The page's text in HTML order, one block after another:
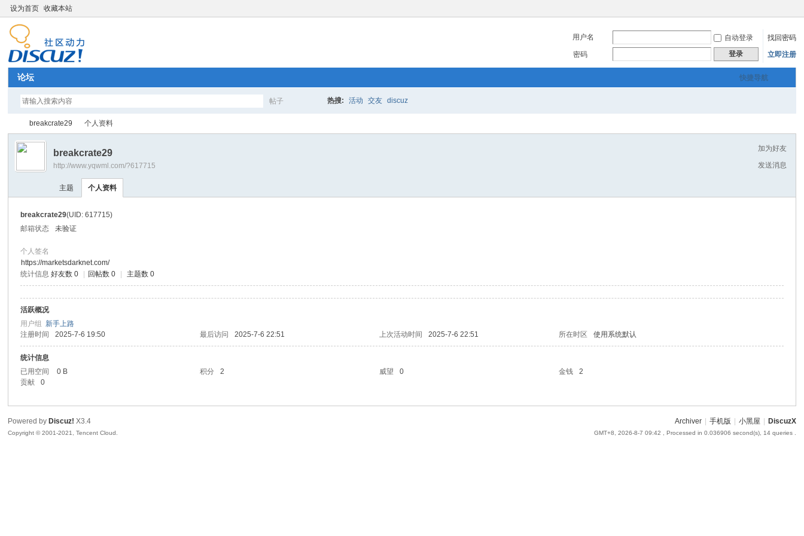
设为首页 收藏本站
用户名 自动登录
找回密码
密码
登录 立即注册
快捷导航
论坛
帖子 热搜: 活动 交友 discuz
›
breakcrate29 个人资料
加为好友
发送消息
breakcrate29
http://www.yqwml.com/?617715
主题 个人资料
breakcrate29(UID: 617715)
邮箱状态
未验证
个人签名
https://marketsdarknet.com/
统计信息 好友数 0 回帖数 0 主题数 0
活跃概况
用户组新手上路
注册时间
2025-7-6 19:50 最后访问 2025-7-6 22:51 上次活动时间 2025-7-6 22:51 所在时区 使用系统默认
统计信息
已用空间
0 B 积分 2 威望 0 金钱
2
贡献
0
Archiver 手机版 小黑屋 DiscuzX
GMT+8, 2026-8-7 09:42 , Processed in 0.036906 second(s), 14 queries .
Powered by Discuz! X3.4
Copyright © 2001-2021, Tencent Cloud.